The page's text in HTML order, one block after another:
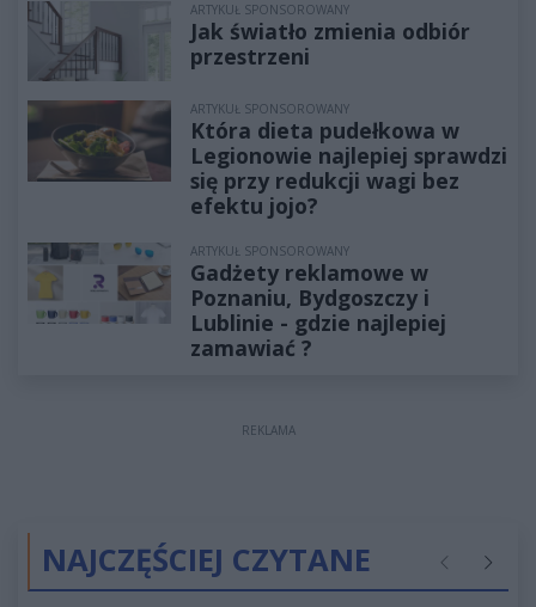
ARTYKUŁ SPONSOROWANY
Jak światło zmienia odbiór
przestrzeni
ARTYKUŁ SPONSOROWANY
Która dieta pudełkowa w
Legionowie najlepiej sprawdzi
się przy redukcji wagi bez
efektu jojo?
ARTYKUŁ SPONSOROWANY
Gadżety reklamowe w
Poznaniu, Bydgoszczy i
Lublinie - gdzie najlepiej
zamawiać ?
REKLAMA
NAJCZĘŚCIEJ CZYTANE Poprzednie